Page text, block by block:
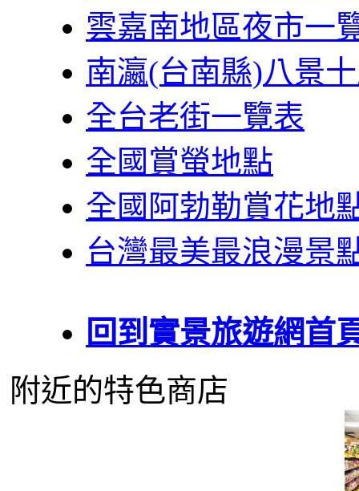
雲嘉南地區夜市一
南瀛(台南縣)八景
全台老街一覽表
全國賞螢地點
全國阿勃勒賞花地
台灣最美最浪漫景
回到實景旅遊網首
附近的特色商店